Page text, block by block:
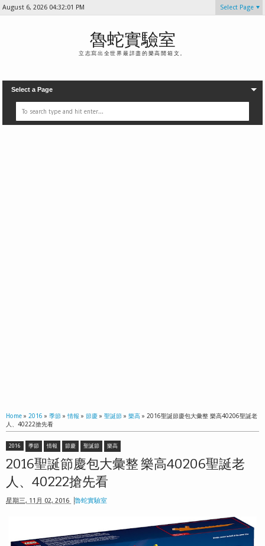
August 6, 2026 04:32:03 PM Select Page
魯蛇實驗室
立志寫出全世界最詳盡的樂高開箱文。
Select a Page
Home » 2016 » 季節 » 情報 » 節慶 » 聖誕節 » 樂高 » 2016聖誕節慶包大彙整 樂高40206聖誕老
人、40222搶先看
2016 季節 情報 節慶 聖誕節 樂高
2016聖誕節慶包大彙整 樂高40206聖誕老
人、40222搶先看
星期三, 11月 02, 2016 魯蛇實驗室